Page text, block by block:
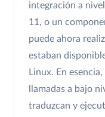
integración a
11, o un
puede ahora
estaban
Linux. En
llamadas a bajo
traduzcan y